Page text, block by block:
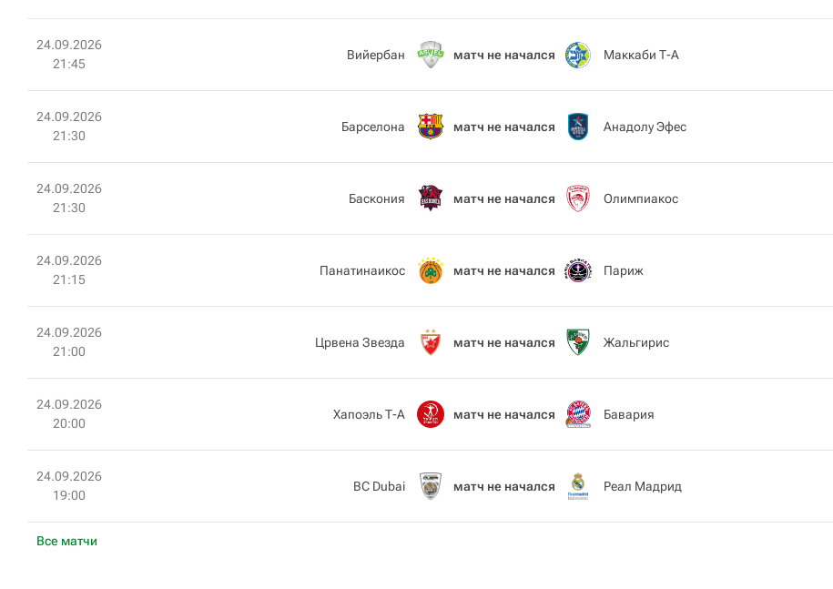
Все матчи
24.09.2026
21:45
Вийербан матч не начался Маккаби Т-А
24.09.2026
21:30
Барселона матч не начался Анадолу Эфес
24.09.2026
21:30
Баскония матч не начался Олимпиакос
24.09.2026
21:15
Панатинаикос матч не начался Париж
24.09.2026
21:00
Црвена Звезда матч не начался Жальгирис
24.09.2026
20:00
Хапоэль Т-А матч не начался Бавария
24.09.2026
19:00
BC Dubai матч не начался Реал Мадрид